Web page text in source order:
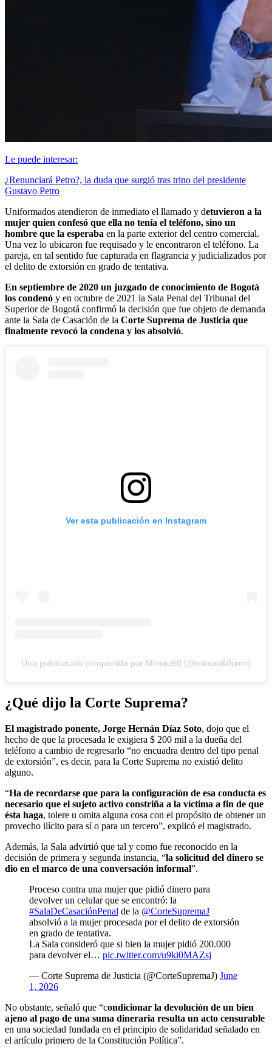
Le puede interesar:
¿Renunciará Petro?, la duda que surgió tras trino del presidente
Gustavo Petro
Uniformados atendieron de inmediato el llamado y detuvieron a la
mujer quien confesó que ella no tenía el teléfono, sino un
hombre que la esperaba en la parte exterior del centro comercial.
Una vez lo ubicaron fue requisado y le encontraron el teléfono. La
pareja, en tal sentido fue capturada en flagrancia y judicializados por
el delito de extorsión en grado de tentativa.
En septiembre de 2020 un juzgado de conocimiento de Bogotá
los condenó y en octubre de 2021 la Sala Penal del Tribunal del
Superior de Bogotá confirmó la decisión que fue objeto de demanda
ante la Sala de Casación de la Corte Suprema de Justicia que
finalmente revocó la condena y los absolvió.
Ver esta publicación en Instagram
Una publicación compartida por Minuto60 (@minuto60com)
¿Qué dijo la Corte Suprema?
El magistrado ponente, Jorge Hernán Díaz Soto, dojo que el
hecho de que la procesada le exigiera $ 200 mil a la dueña del
teléfono a cambio de regresarlo “no encuadra dentro del tipo penal
de extorsión”, es decir, para la Corte Suprema no existió delito
alguno.
“Ha de recordarse que para la configuración de esa conducta es
necesario que el sujeto activo constriña a la víctima a fin de que
ésta haga, tolere u omita alguna cosa con el propósito de obtener un
provecho ilícito para sí o para un tercero”, explicó el magistrado.
Además, la Sala advirtió que tal y como fue reconocido en la
decisión de primera y segunda instancia, “la solicitud del dinero se
dio en el marco de una conversación informal”.
Proceso contra una mujer que pidió dinero para
devolver un celular que se encontró: la
#SalaDeCasaciónPenal de la @CorteSupremaJ
absolvió a la mujer procesada por el delito de extorsión
en grado de tentativa.
La Sala consideró que si bien la mujer pidió 200.000
para devolver el… pic.twitter.com/u9ki0MAZsj
— Corte Suprema de Justicia (@CorteSupremaJ) June
1, 2026
No obstante, señaló que “condicionar la devolución de un bien
ajeno al pago de una suma dineraria resulta un acto censurable
en una sociedad fundada en el principio de solidaridad señalado en
el artículo primero de la Constitución Política”.